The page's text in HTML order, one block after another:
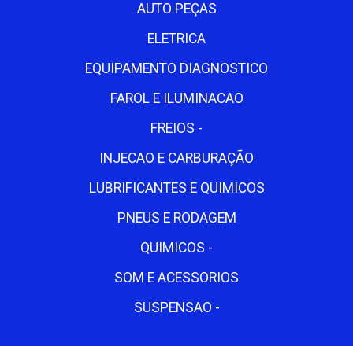
AUTO PEÇAS
ELETRICA
EQUIPAMENTO DIAGNOSTICO
FAROL E ILUMINACAO
FREIOS -
INJECAO E CARBURAÇÃO
LUBRIFICANTES E QUIMICOS
PNEUS E RODAGEM
QUIMICOS -
SOM E ACESSORIOS
SUSPENSAO -